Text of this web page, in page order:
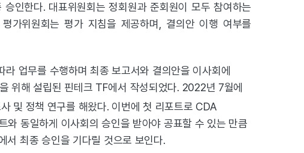
인한다. 대표위원회는 정회원과 준회원이 모두 참여하는
가위원회는 평가 지침을 제공하며, 결의안 이행 여부를
업무를 수행하며 최종 보고서와 결의안을 이사회에
위해 설립된 핀테크 TF에서 작성되었다. 2022년 7월에
및 정책 연구를 해왔다. 이번에 첫 리포트로 CDA
동일하게 이사회의 승인을 받아야 공표할 수 있는 만큼
서 최종 승인을 기다릴 것으로 보인다.